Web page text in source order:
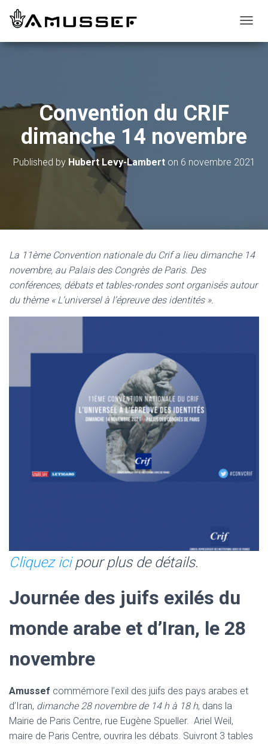
O
G
T
Convention du CRIF
dimanche 14 novembre
Published by Hubert Levy-Lamberton 6 novembre 2021
La 11ème Convention nationale du Crif a lieu dimanche 14
novembre, au Palais des Congrès de Paris. Des
conférences, débats et tables-rondes sont organisés autour
du thème « L’universel à l’épreuve des identités ».
Cliquez icipour plus de détails.
Journée des juifs exilés du
monde arabe et d’Iran, le 28
novembre
Amussef commémore l’exil des juifs des pays arabes et
d’Iran, dimanche 28 novembre de 14 h à 18 h, dans la
Mairie de Paris Centre, rue Eugène Spueller. Ariel Weil,
maire de Paris Centre, ouvrira les débats. Suivront 3 tables